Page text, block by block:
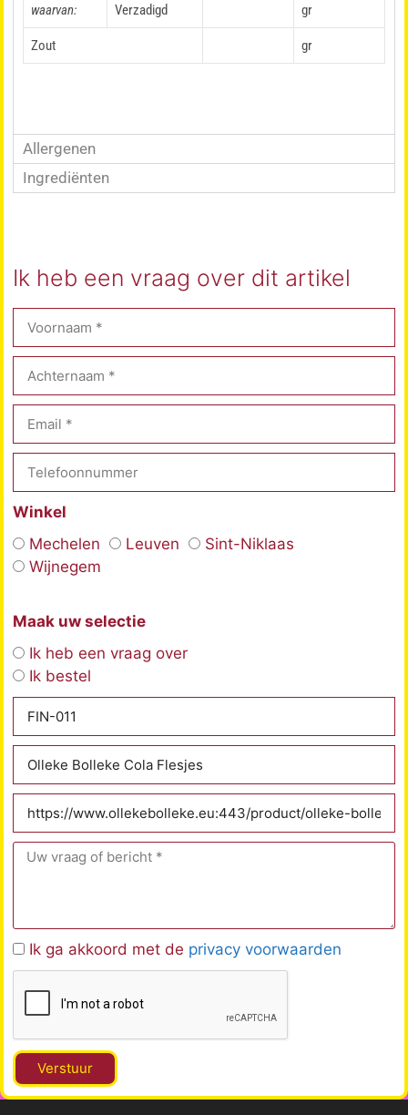
waarvan: Verzadigd gr
Zout gr
Allergenen
Ingrediënten
Ik heb een vraag over dit artikel
Winkel
Mechelen
Leuven
Sint-Niklaas
Wijnegem
Maak uw selectie
Ik heb een vraag over
Ik bestel
Ik ga akkoord met de privacy voorwaarden
Verstuur